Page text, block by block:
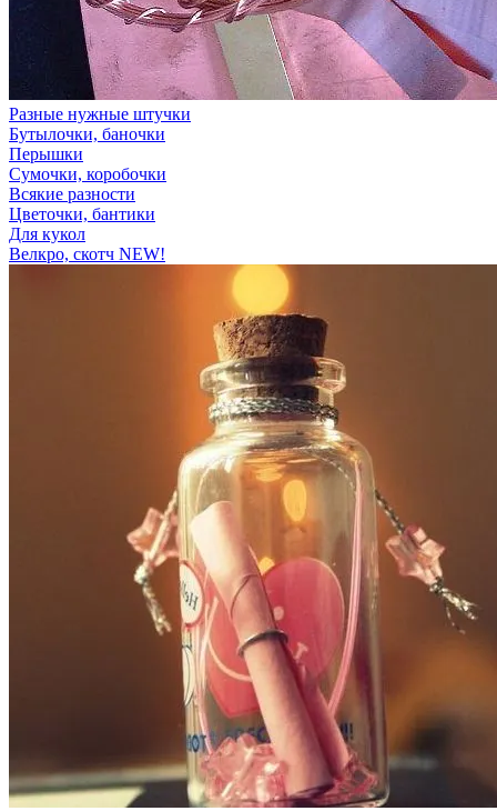
Разные нужные штучки
Бутылочки, баночки
Перышки
Сумочки, коробочки
Всякие разности
Цветочки, бантики
Для кукол
Велкро, скотч NEW!